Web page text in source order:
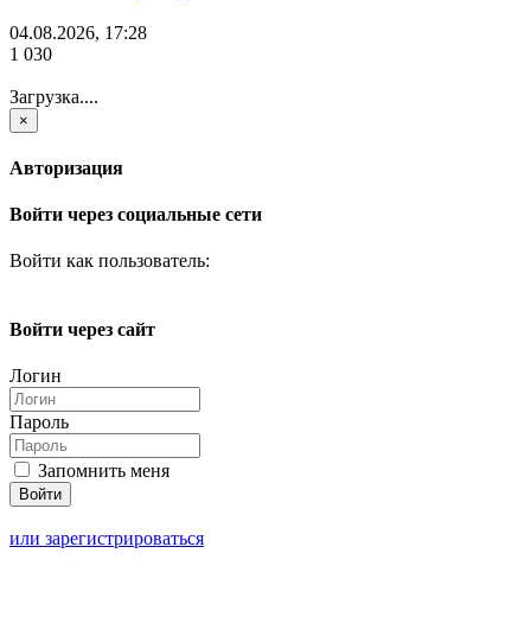
04.08.2026, 17:28
1 030
Загрузка....
×
Авторизация
Войти через социальные сети
Войти как пользователь:
Войти через сайт
Логин
Пароль
Запомнить меня
или зарегистрироваться